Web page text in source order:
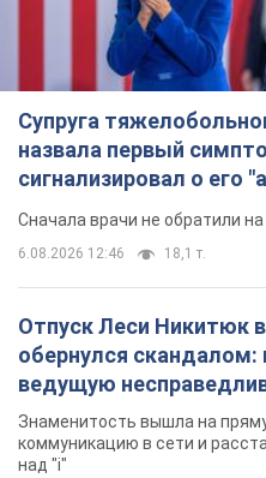
Супруга
назвала первый
сигнализировал о его
Сначала врачи не обратили
6.08.2026 12:46 18,1 т.
Отпуск Леси Никитюк
обернулся скандалом:
ведущую
Знаменитость вышла на
коммуникацию в сети и
над "i"